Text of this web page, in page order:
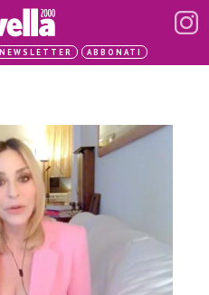
NEWSLETTER ABBONATI